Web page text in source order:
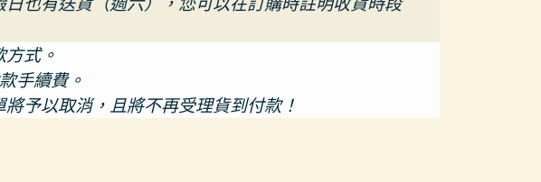
式。
手續費。
予以取消，且將不再受理貨到付款！